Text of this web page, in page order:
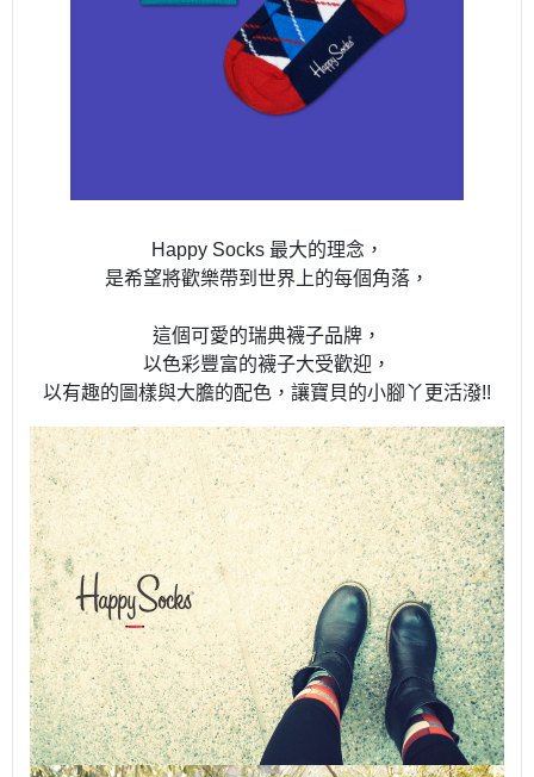
Happy Socks 最大的理念，
是希望將歡樂帶到世界上的每個角落，
這個可愛的瑞典襪子品牌，
以色彩豐富的襪子大受歡迎，
以有趣的圖樣與大膽的配色，讓寶貝的小腳丫更活潑!!